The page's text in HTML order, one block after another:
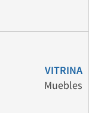
VITRINA
Muebles